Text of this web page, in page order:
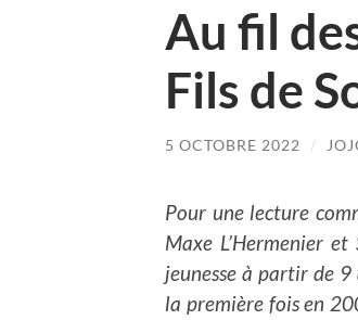
Au fil
Fils de
5 OCTOBRE 2022 /
Pour une lecture
Maxe L’Hermenier
jeunesse à partir de
la première fois en